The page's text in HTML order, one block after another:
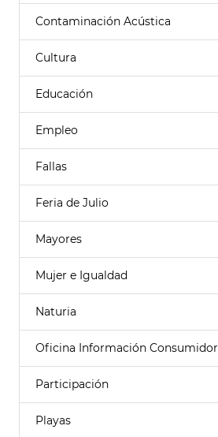
Contaminación Acústica
Cultura
Educación
Empleo
Fallas
Feria de Julio
Mayores
Mujer e Igualdad
Naturia
Oficina Información Consumidor
Participación
Playas